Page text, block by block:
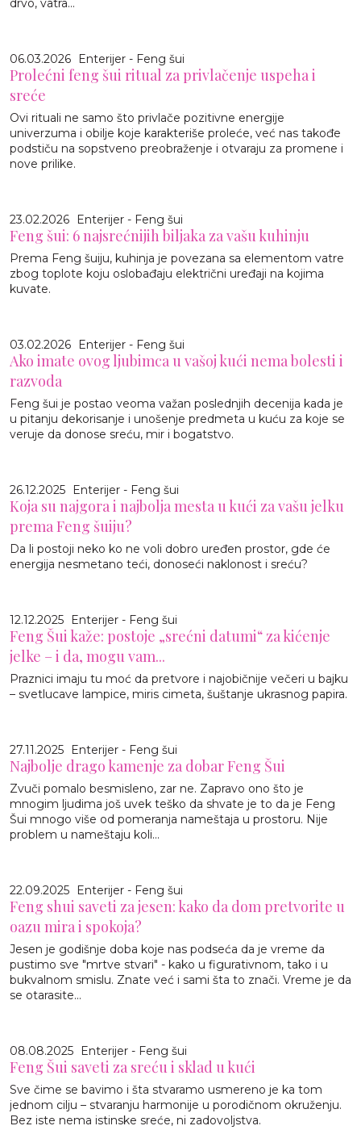
drvo, vatra...
06.03.2026 Enterijer - Feng šui
Prolećni feng šui ritual za privlačenje uspeha i
sreće
Ovi rituali ne samo što privlače pozitivne energije
univerzuma i obilje koje karakteriše proleće, već nas takođe
podstiču na sopstveno preobraženje i otvaraju za promene i
nove prilike.
23.02.2026 Enterijer - Feng šui
Feng šui: 6 najsrećnijih biljaka za vašu kuhinju
Prema Feng šuiju, kuhinja je povezana sa elementom vatre
zbog toplote koju oslobađaju električni uređaji na kojima
kuvate.
03.02.2026 Enterijer - Feng šui
Ako imate ovog ljubimca u vašoj kući nema bolesti i
razvoda
Feng šui je postao veoma važan poslednjih decenija kada je
u pitanju dekorisanje i unošenje predmeta u kuću za koje se
veruje da donose sreću, mir i bogatstvo.
26.12.2025 Enterijer - Feng šui
Koja su najgora i najbolja mesta u kući za vašu jelku
prema Feng šuiju?
Da li postoji neko ko ne voli dobro uređen prostor, gde će
energija nesmetano teći, donoseći naklonost i sreću?
12.12.2025 Enterijer - Feng šui
Feng Šui kaže: postoje „srećni datumi“ za kićenje
jelke – i da, mogu vam...
Praznici imaju tu moć da pretvore i najobičnije večeri u bajku
– svetlucave lampice, miris cimeta, šuštanje ukrasnog papira.
27.11.2025 Enterijer - Feng šui
Najbolje drago kamenje za dobar Feng Šui
Zvuči pomalo besmisleno, zar ne. Zapravo ono što je
mnogim ljudima još uvek teško da shvate je to da je Feng
Šui mnogo više od pomeranja nameštaja u prostoru. Nije
problem u nameštaju koli...
22.09.2025 Enterijer - Feng šui
Feng shui saveti za jesen: kako da dom pretvorite u
oazu mira i spokoja?
Jesen je godišnje doba koje nas podseća da je vreme da
pustimo sve "mrtve stvari" - kako u figurativnom, tako i u
bukvalnom smislu. Znate već i sami šta to znači. Vreme je da
se otarasite...
08.08.2025 Enterijer - Feng šui
Feng Šui saveti za sreću i sklad u kući
Sve čime se bavimo i šta stvaramo usmereno je ka tom
jednom cilju – stvaranju harmonije u porodičnom okruženju.
Bez iste nema istinske sreće, ni zadovoljstva.